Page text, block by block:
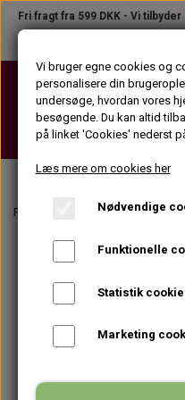
Fri fragt fra 599 DKK - Vi
FØR
EFTER
Forside Vippe- og
Vi bruger egne cookies og
personalisere din
undersøge, hvordan vores
besøgende. Du kan altid
på linket 'Cookies' nederst
Læs mere om cookies her
Nødvendige
Funktionelle
Statistik
Marketing